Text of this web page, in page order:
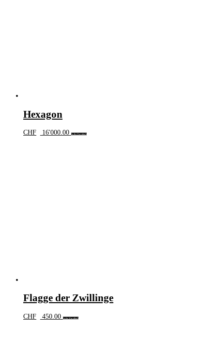
Hexagon
CHF 16'000.00 In den Warenkorb
Flagge der Zwillinge
CHF 450.00 In den Warenkorb